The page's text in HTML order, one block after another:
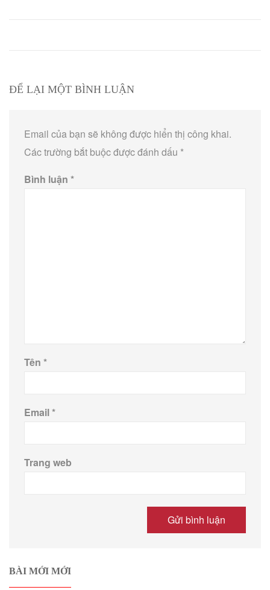
ĐỂ LẠI MỘT BÌNH LUẬN
Email của bạn sẽ không được hiển thị công khai.
Các trường bắt buộc được đánh dấu *
Bình luận *
Tên *
Email*
Trang web
BÀI MỚI MỚI